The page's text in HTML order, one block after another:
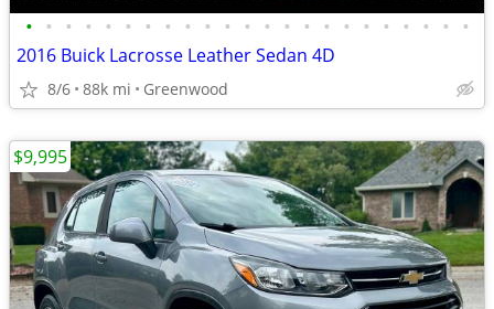
• • • • • • • • • • • • • • • • • • • • • • •
2016 Buick Lacrosse Leather Sedan 4D
8/6 88k mi Greenwood
$9,995